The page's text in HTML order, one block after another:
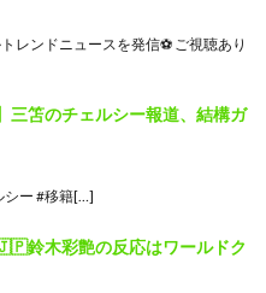
レンドニュースを発信⚽️ ご視聴あり
三笘のチェルシー報道、結構ガ
シー #移籍[…]
鈴木彩艶の反応はワールドク